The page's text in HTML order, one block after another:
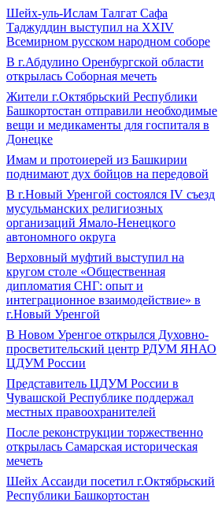
Шейх-уль-Ислам Талгат Сафа
Таджуддин выступил на XXIV
Всемирном русском народном соборе
В г.Абдулино Оренбургской области
открылась Соборная мечеть
Жители г.Октябрьский Республики
Башкортостан отправили необходимые
вещи и медикаменты для госпиталя в
Донецке
Имам и протоиерей из Башкирии
поднимают дух бойцов на передовой
В г.Новый Уренгой состоялся IV съезд
мусульманских религиозных
организаций Ямало-Ненецкого
автономного округа
Верховный муфтий выступил на
кругом столе «Общественная
дипломатия СНГ: опыт и
интеграционное взаимодействие» в
г.Новый Уренгой
В Новом Уренгое открылся Духовно-
просветительский центр РДУМ ЯНАО
ЦДУМ России
Представитель ЦДУМ России в
Чувашской Республике поддержал
местных правоохранителей
После реконструкции торжественно
открылась Самарская историческая
мечеть
Шейх Ассаиди посетил г.Октябрьский
Республики Башкортостан